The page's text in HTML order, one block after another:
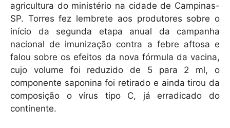
agricultura do ministério na cidade de Campinas-
SP. Torres fez lembrete aos produtores sobre o
início da segunda etapa anual da campanha
nacional de imunização contra a febre aftosa e
falou sobre os efeitos da nova fórmula da vacina,
cujo volume foi reduzido de 5 para 2 ml, o
componente saponina foi retirado e ainda tirou da
composição o vírus tipo C, já erradicado do
continente.